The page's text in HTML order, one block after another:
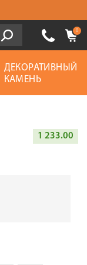
0
ДЕКОРАТИВНЫЙ
КАМЕНЬ
1 233.00